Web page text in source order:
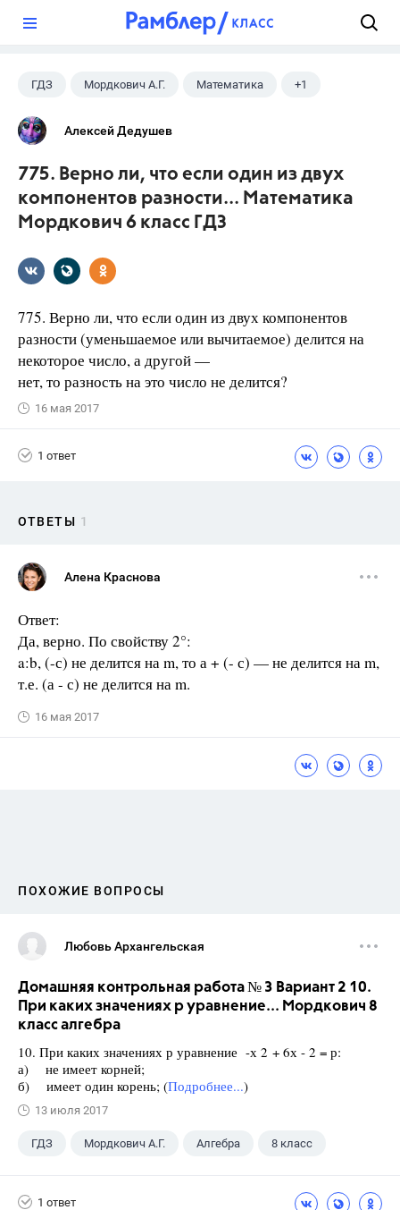
ГДЗ Мордкович А.Г. Математика +1
6 класс
Алексей Дедушев
775. Верно ли, что если один из двух
компонентов разности... Математика
Мордкович 6 класс ГДЗ
775. Верно ли, что если один из двух компонентов
разности (уменьшаемое или вычитаемое) делится на
некоторое число, а другой —
нет, то разность на это число не делится?
16 мая 2017
1 ответ
ОТВЕТЫ 1
Алена Краснова
Ответ:
Да, верно. По свойству 2°:
a:b, (-с) не делится на m, то а + (- с) — не делится на m,
т.е. (а - с) не делится на m.
16 мая 2017
ПОХОЖИЕ ВОПРОСЫ
Любовь Архангельская
Домашняя контрольная работа № 3 Вариант 2 10.
При каких значениях р уравнение... Мордкович 8
класс алгебра
10. При каких значениях р уравнение -х 2 + 6х - 2 = р:
а) не имеет корней;
б) имеет один корень; (Подробнее...)
13 июля 2017
ГДЗ Мордкович А.Г. Алгебра 8 класс
1 ответ